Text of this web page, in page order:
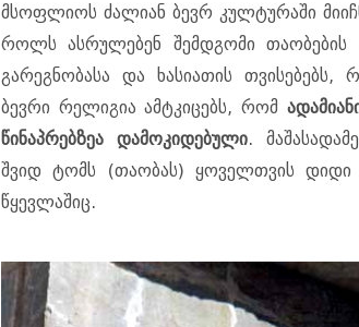
მსოფლიოს ძალიან ბევრ კულტურაში
როლს ასრულებენ შემდგომი თაობების
გარეგნობასა და ხასიათის თვისებებს,
ბევრი რელიგია ამტკიცებს, რომ
წინაპრებზეა დამოკიდებული.
შვიდ ტომს (თაობას) ყოველთვის დიდი
წყევლაშიც.